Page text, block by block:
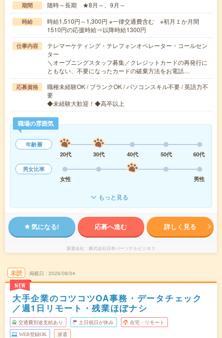
期間 随時～長期 ★8月～、9月～
時給
時給1,510円～1,300円 ※一律交通費含む ※初月１か月間
1510円の応援時給⇒以降時給1300円
仕事内容
テレマーケティング・テレフォンオペレーター・コールセン
ター
＼オープニングスタッフ募集／クレジットカードの再発行に
ともない、不要になったカードの破棄方法をお電話…
応募資格
職種未経験OK / ブランクOK / パソコンスキル不要 / 英語力不
要
◆未経験大歓迎！◆高卒以上
職場の雰囲気
年齢層
20代
30代 40代 50代
60代
男女比率
女性
男性
もっと見る
気になる! 応募へ進む 詳しく見る
派遣会社 株式会社日本パーソナルビジネス
未読
NEW
掲載日 2026/08/04
大手企業のコツコツOA事務・データチェック
／週1日リモート・残業ほぼナシ
交通費別途支給あり 土日祝日が休み 在宅・リモート
WEB登録OK 派遣